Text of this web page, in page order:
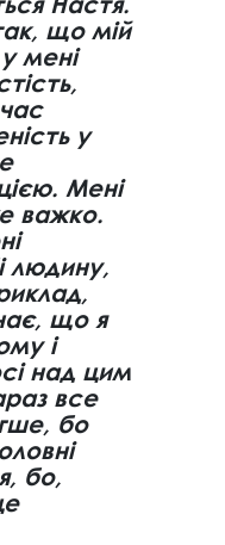
що мій
мені
у
Мені
важко.
людину,
що я
і
над цим
все
бо
бо,